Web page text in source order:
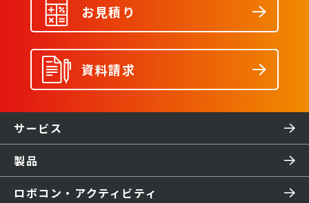
お見積り
資料請求
サービス
製品
ロボコン・アクティビティ